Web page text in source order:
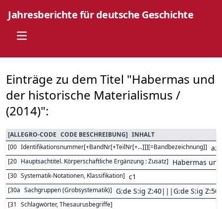
Jahresberichte für deutsche Geschichte
Open main menu
Einträge zu dem Titel "Habermas und
der historische Materialismus /
(2014)":
[ALLEGRO-CODE CODE BESCHREIBUNG] INHALT
[00 Identifikationsnummer[+BandNr[+TeilNr[+...]]][=Bandbezeichnung]]
[20 Hauptsachtitel. Körperschaftliche Ergänzung : Zusatz] Habermas
[30 Systematik-Notationen, Klassifikation] c1
[30a Sachgruppen (Grobsystematik)] G:de S:ig Z:40|||G:de S:ig Z:50
[31 Schlagwörter, Thesaurusbegriffe]